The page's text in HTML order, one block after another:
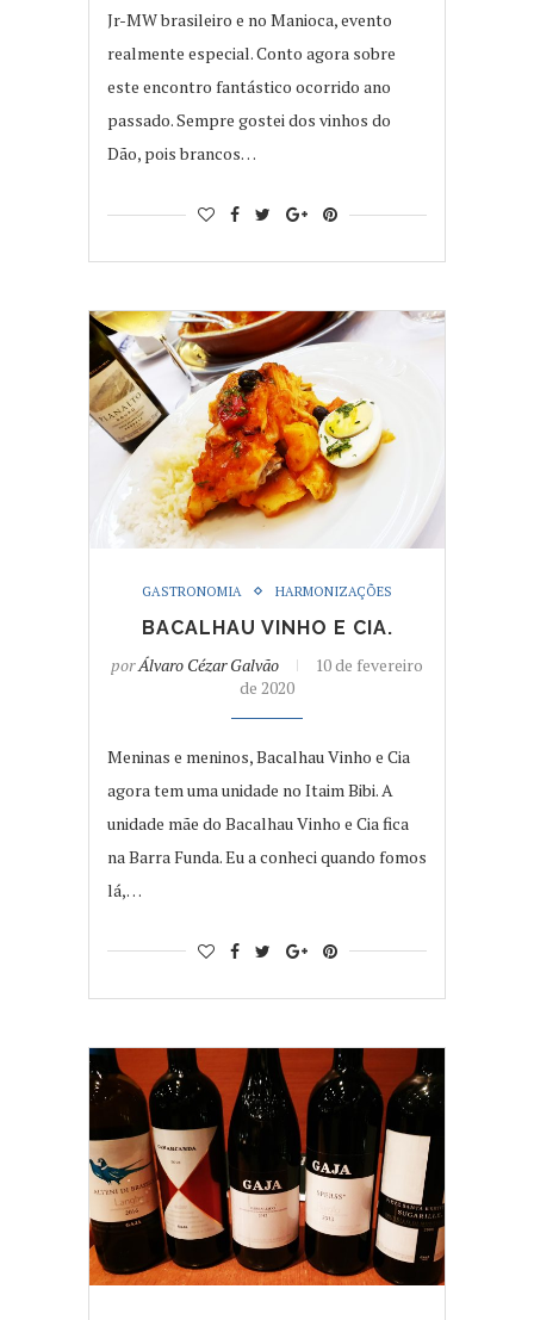
Jr-MW brasileiro e no Manioca, evento
realmente especial. Conto agora sobre
este encontro fantástico ocorrido ano
passado. Sempre gostei dos vinhos do
Dão, pois brancos…
GASTRONOMIA HARMONIZAÇÕES
BACALHAU VINHO E CIA.
porÁlvaro Cézar Galvão
10 de fevereiro
de 2020
Meninas e meninos, Bacalhau Vinho e Cia
agora tem uma unidade no Itaim Bibi. A
unidade mãe do Bacalhau Vinho e Cia fica
na Barra Funda. Eu a conheci quando fomos
lá,…